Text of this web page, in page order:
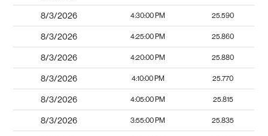
8/3/2026 4:30:00 PM 25.590
8/3/2026 4:25:00 PM 25.860
8/3/2026 4:20:00 PM 25.880
8/3/2026 4:10:00 PM 25.770
8/3/2026 4:05:00 PM 25.815
8/3/2026 3:55:00 PM 25.835